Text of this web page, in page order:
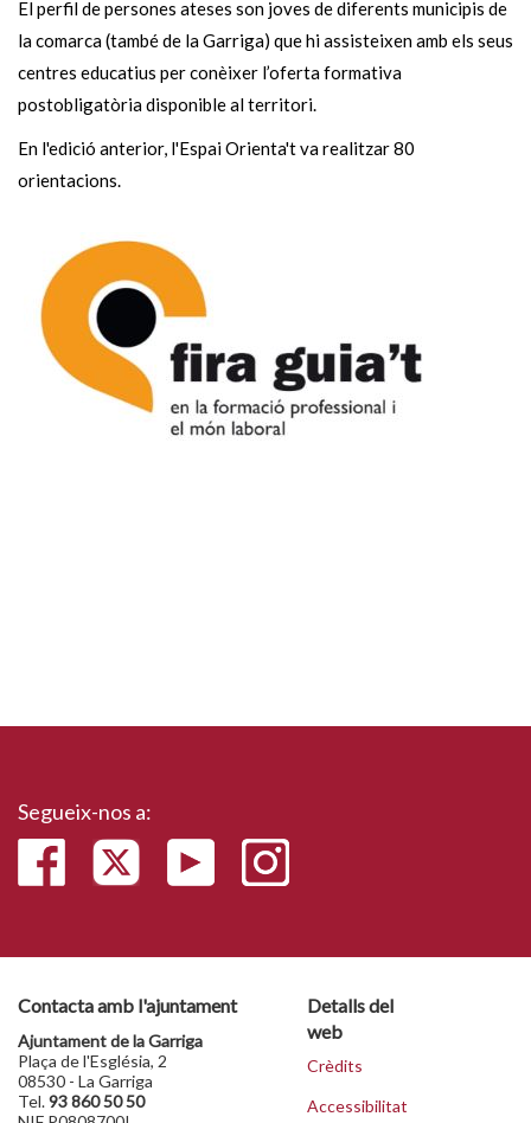
El perfil de persones ateses son joves de diferents municipis de
la comarca (també de la Garriga) que hi assisteixen amb els seus
centres educatius per conèixer l’oferta formativa
postobligatòria disponible al territori.
En l'edició anterior, l'Espai Orienta't va realitzar 80
orientacions.
Segueix-nos a:
Contacta amb l'ajuntament
Ajuntament de la Garriga
Plaça de l'Església, 2
08530 - La Garriga
Tel.93 860 50 50
Detalls del
web
Crèdits
Accessibilitat